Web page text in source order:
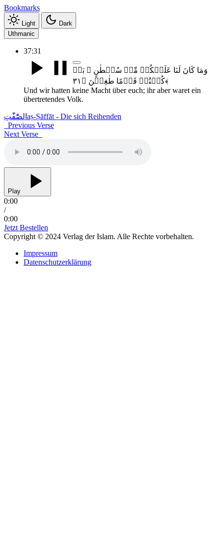
Bookmarks
Light
Dark
Uthmanic
37:31
وَمَا کَانَ لَنَا عَلَیۡکُمۡ مِّنۡ سُلۡطٰنٍ ۚ بَلۡ
کُنۡتُمۡ قَوۡمًا طٰغِیۡنَ ﴿۳۱﴾
Und wir hatten keine Macht über euch; ihr aber waret ein
übertretendes Volk.
الصّٰٓفّٰتِ aṣ-Ṣāffāt - Die sich Reihenden
Previous Verse
Next Verse
Play
0:00
/
0:00
Jetzt Bestellen
Copyright © 2024 Verlag der Islam. Alle Rechte vorbehalten.
Impressum
Datenschutzerklärung